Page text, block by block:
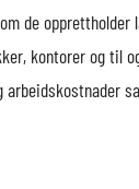
de
kontorer og til